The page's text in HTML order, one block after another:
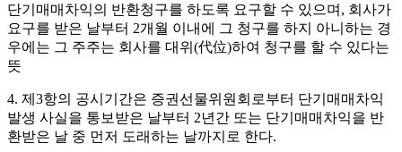
단기매매차익의 반환청구를 하도록 요구할 수 있으며, 회사가
요구를 받은 날부터 2개월 이내에 그 청구를 하지 아니하는 경
우에는 그 주주는 회사를 대위(代位)하여 청구를 할 수 있다는
뜻
4. 제3항의 공시기간은 증권선물위원회로부터 단기매매차익
발생 사실을 통보받은 날부터 2년간 또는 단기매매차익을 반
환받은 날 중 먼저 도래하는 날까지로 한다.